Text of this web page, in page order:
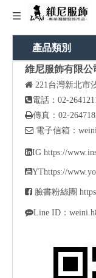
產品類別
維尼服飾有限公
 221台灣新北市
電話：02-
傳真：02-
 電子信箱：
IG https://
YThttps://
 臉書粉絲團
Line ID：